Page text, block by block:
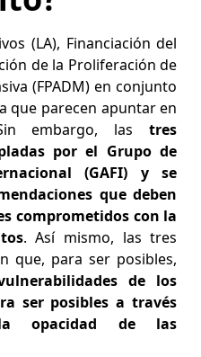
(LA), Financiación del
de la Proliferación de
(FPADM) en conjunto
que parecen apuntar en
embargo, lastres
por el Grupo de
(GAFI) y se
que deben
comprometidos con la
. Así mismo, las tres
que, para ser posibles,
de los
ser posibles a través
opacidad de las